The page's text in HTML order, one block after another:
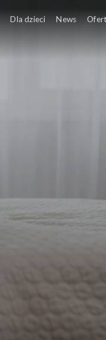
Dla dzieci News